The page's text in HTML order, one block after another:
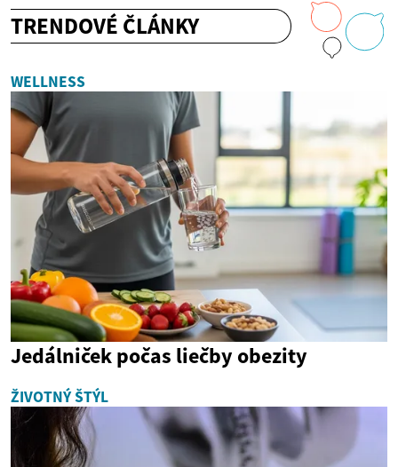
TRENDOVÉ ČLÁNKY
WELLNESS
Jedálniček počas liečby obezity
ŽIVOTNÝ ŠTÝL